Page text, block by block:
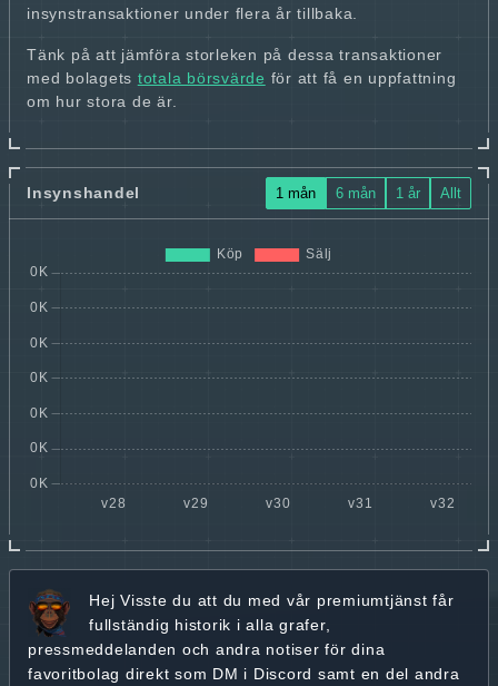
insynstransaktioner under flera år tillbaka.
Tänk på att jämföra storleken på dessa transaktioner
med bolagets totala börsvärde för att få en uppfattning
om hur stora de är.
Insynshandel 1 mån 6 mån 1 år Allt
Hej Visste du att du med vår premiumtjänst får
fullständig historik i alla grafer,
pressmeddelanden och andra notiser för dina
favoritbolag direkt som DM i Discord samt en del andra